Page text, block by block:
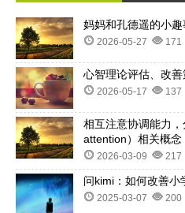
妈妈和孔德遥的小趣
2026-05-27 171
心智理论评估、改
2026-05-17 137
相互注意协调能力
attention）相关概念
2026-03-09 217
问kimi：如何改善小
2025-03-07 200